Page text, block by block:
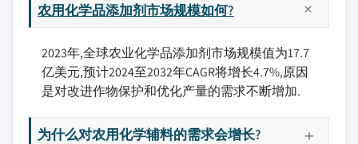
农用化学品添加剂市场规模如何?
2023年,全球农业化学品添加剂市场规模值为17.7
亿美元,预计2024至2032年CAGR将增长4.7%,原因
是对改进作物保护和优化产量的需求不断增加.
为什么对农用化学辅料的需求会增长?